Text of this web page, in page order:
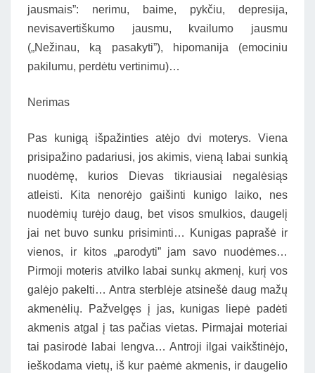
jausmais”: nerimu, baime, pykčiu, depresija,
nevisavertiškumo jausmu, kvailumo jausmu
(„Nežinau, ką pasakyti”), hipomanija (emociniu
pakilumu, perdėtu vertinimu)…
Nerimas
Pas kunigą išpažinties atėjo dvi moterys. Viena
prisipažino padariusi, jos akimis, vieną labai sunkią
nuodėmę, kurios Dievas tikriausiai negalėsiąs
atleisti. Kita nenorėjo gaišinti kunigo laiko, nes
nuodėmių turėjo daug, bet visos smulkios, daugelį
jai net buvo sunku prisiminti… Kunigas paprašė ir
vienos, ir kitos „parodyti” jam savo nuodėmes…
Pirmoji moteris atvilko labai sunkų akmenį, kurį vos
galėjo pakelti… Antra sterblėje atsinešė daug mažų
akmenėlių. Pažvelgęs į jas, kunigas liepė padėti
akmenis atgal į tas pačias vietas. Pirmajai moteriai
tai pasirodė labai lengva… Antroji ilgai vaikštinėjo,
ieškodama vietų, iš kur paėmė akmenis, ir daugelio